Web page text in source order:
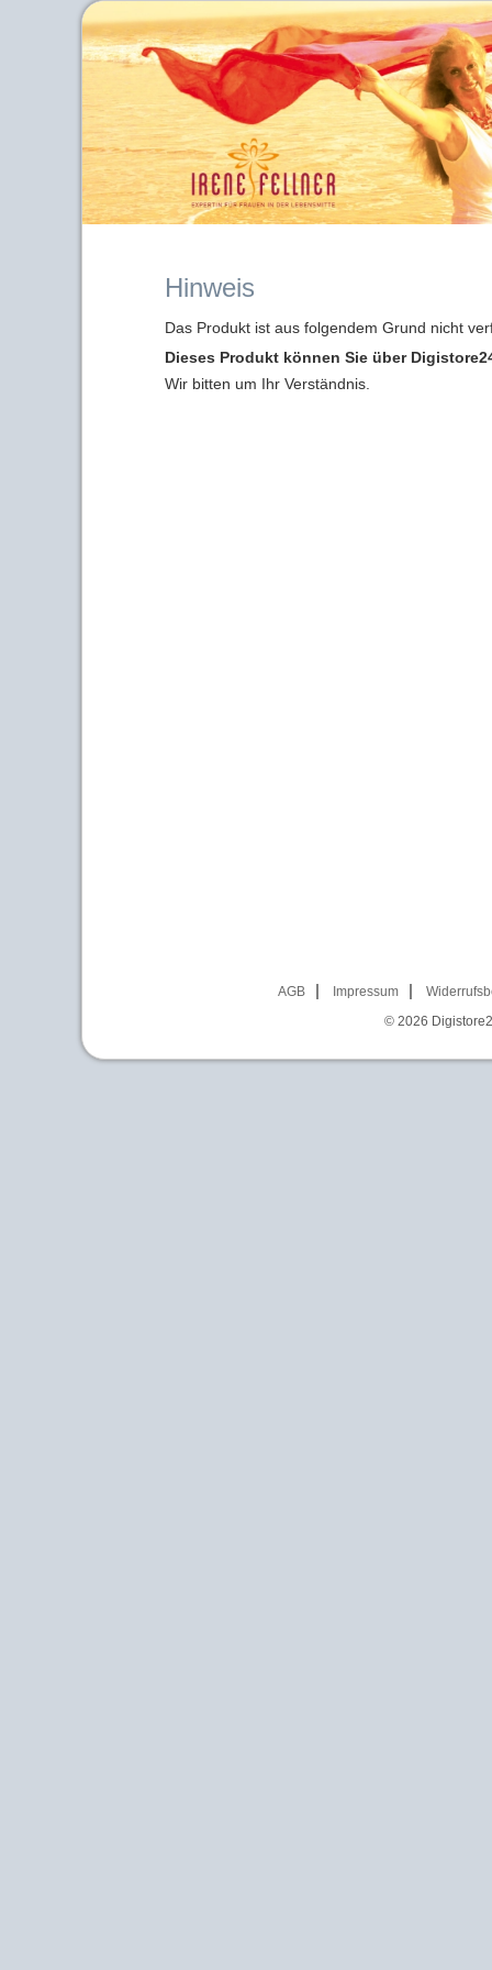
Hinweis
Das Produkt ist aus folgendem Grund nicht
Dieses Produkt können Sie über
Wir bitten um Ihr Verständnis.
AGB Impressum
© 2026